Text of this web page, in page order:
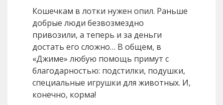
Кошечкам в лотки нужен опил. Раньше
добрые люди безвозмездно
привозили, а теперь и за деньги
достать его сложно… В общем, в
«Джиме» любую помощь примут с
благодарностью: подстилки, подушки,
специальные игрушки для животных. И,
конечно, корма!